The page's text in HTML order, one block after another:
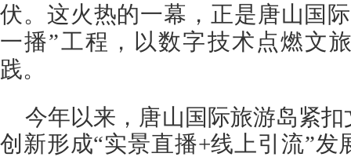
伏。这火热的一幕，正是唐山国
一播”工程，以数字技术点燃文
践。
今年以来，唐山国际旅游岛紧
创新形成“实景直播+线上引流”发